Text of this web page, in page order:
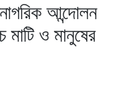
আন্দোলন
ও মানুষের